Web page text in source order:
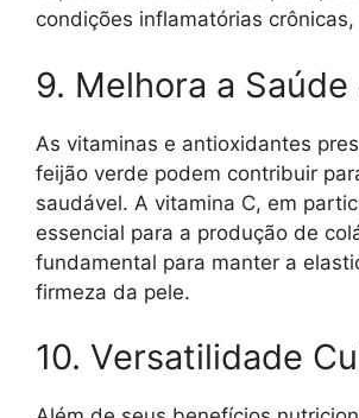
condições inflamatórias
9. Melhora a Saúde
As vitaminas e antioxidantes
feijão verde podem contribuir
saudável. A vitamina C, em
essencial para a produção de
fundamental para manter a
firmeza da pele.
10. Versatilidade